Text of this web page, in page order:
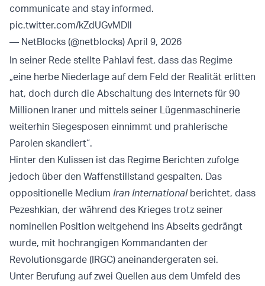
communicate and stay informed.
pic.twitter.com/kZdUGvMDIl
— NetBlocks (@netblocks) April 9, 2026
In seiner Rede stellte Pahlavi fest, dass das Regime
„eine herbe Niederlage auf dem Feld der Realität erlitten
hat, doch durch die Abschaltung des Internets für 90
Millionen Iraner und mittels seiner Lügenmaschinerie
weiterhin Siegesposen einnimmt und prahlerische
Parolen skandiert“.
Hinter den Kulissen ist das Regime Berichten zufolge
jedoch über den Waffenstillstand gespalten. Das
oppositionelle Medium Iran Internationalberichtet, dass
Pezeshkian, der während des Krieges trotz seiner
nominellen Position weitgehend ins Abseits gedrängt
wurde, mit hochrangigen Kommandanten der
Revolutionsgarde (IRGC) aneinandergeraten sei.
Unter Berufung auf zwei Quellen aus dem Umfeld des